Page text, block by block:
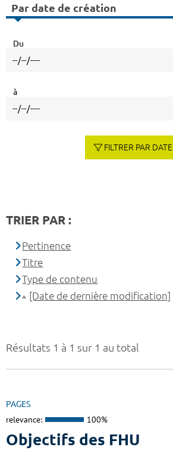
Résultats 1 à 1 sur 1 au total
PAGES
relevance: 100%
Objectifs des FHU
Par date de création
Du
à
FILTRER PAR DATE
TRIER PAR :
Pertinence
Titre
Type de contenu
[Date de dernière modification]